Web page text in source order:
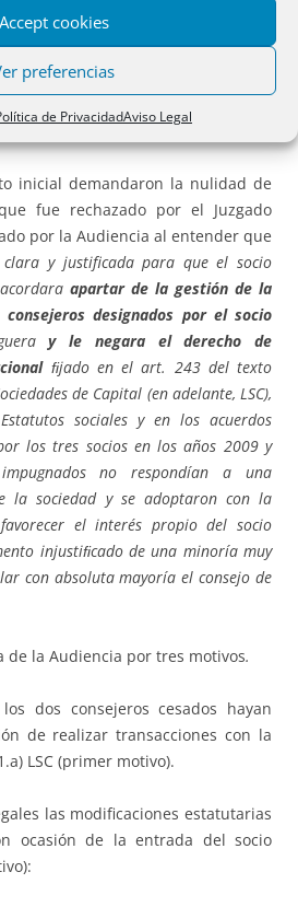
Accept cookies
preferencias
de PrivacidadAviso Legal
acordando la junta general con el
la acción de responsabilidad
díscolos, cesarlos y no permitir
inicial demandaron la nulidad de
fue rechazado por el Juzgado
por la Audiencia al entender que
y justificada para que el socio
apartar de la gestión de la
designados por el socio
y le negara el derecho de
ﬁjado en el art. 243 del texto
de Capital (en adelante, LSC),
sociales y en los acuerdos
los tres socios en los años 2009 y
no respondían a una
la sociedad y se adoptaron con la
el interés propio del socio
injustiﬁcado de una minoría muy
con absoluta mayoría el consejo de
de la Audiencia por tres motivos.
dos consejeros cesados hayan
de realizar transacciones con la
LSC (primer motivo).
las modificaciones estatutarias
ocasión de la entrada del socio